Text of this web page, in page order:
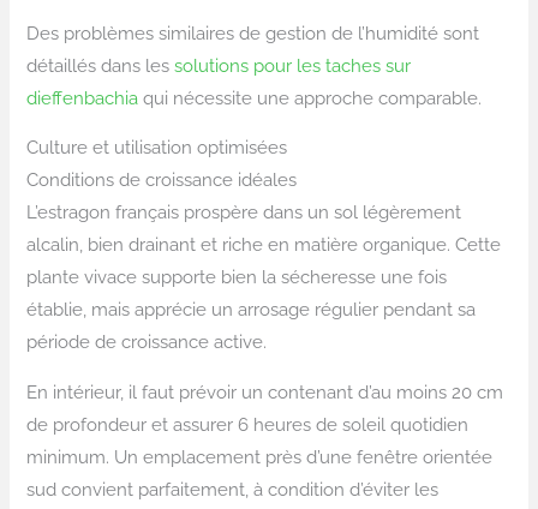
Des problèmes similaires de gestion de l’humidité sont
détaillés dans lessolutions pour les taches sur
dieffenbachia qui nécessite une approche comparable.
Culture et utilisation optimisées
Conditions de croissance idéales
L’estragon français prospère dans un sol légèrement
alcalin, bien drainant et riche en matière organique. Cette
plante vivace supporte bien la sécheresse une fois
établie, mais apprécie un arrosage régulier pendant sa
période de croissance active.
En intérieur, il faut prévoir un contenant d’au moins 20 cm
de profondeur et assurer 6 heures de soleil quotidien
minimum. Un emplacement près d’une fenêtre orientée
sud convient parfaitement, à condition d’éviter les